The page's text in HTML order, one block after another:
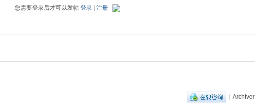
您需要登录后才可以发帖 登录| 注册
| Archiver